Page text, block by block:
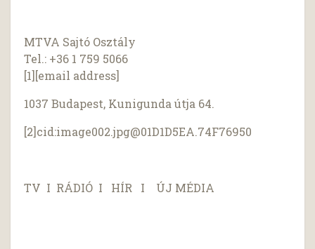
MTVA Sajtó Osztály
Tel.: +36 1 759 5066
[1][email address]
1037 Budapest, Kunigunda útja 64.
[2]cid:image002.jpg@01D1D5EA.74F76950
TV I RÁDIÓ I HÍR I ÚJ MÉDIA